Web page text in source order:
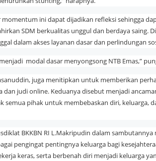
momentum ini dapat dijadikan refleksi sehingga
SDM berkualitas unggul dan berdaya saing.
dalam akses layanan dasar dan perlindungan
modal dasar menyongsong NTB Emas,”
juga menitipkan untuk memberikan
dan judi online. Keduanya disebut menjadi
semua pihak untuk membebaskan diri, keluarga,
BKKBN RI L.Makripudin dalam
pengingat pentingnya keluarga bagi
keras, serta berbenah diri menjadi keluarga